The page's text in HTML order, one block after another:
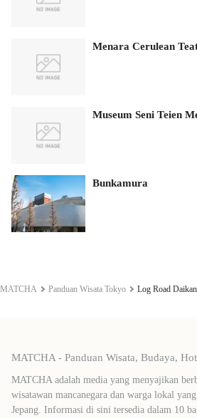
Menara Cerulean
Museum Seni Teien
Bunkamura
MATCHA Panduan Wisata Tokyo Log Road
MATCHA - Panduan Wisata, Budaya,
MATCHA adalah media yang menyajikan
wisatawan mancanegara dan warga lokal
Jepang. Informasi di sini tersedia dalam 10